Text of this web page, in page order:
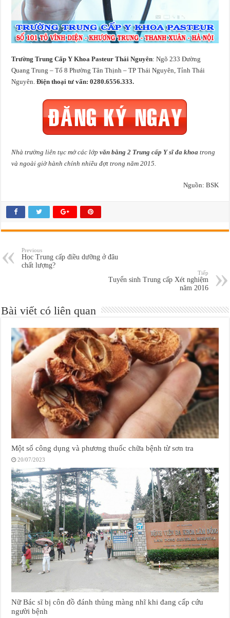
Trường Trung Cấp Y Khoa Pasteur Thái Nguyên: Ngõ 233 Đường
Quang Trung – Tổ 8 Phường Tân Thịnh – TP Thái Nguyên, Tỉnh Thái
Nguyên.Điện thoại tư vấn: 0280.6556.333.
Nhà trường liên tục mở các lớp văn bằng 2 Trung cấp Y sĩ đa khoa trong
và ngoài giờ hành chính nhiều đợt trong năm 2015.
Nguồn: BSK
Previous
Học Trung cấp điều dưỡng ở đâu
chất lượng?
Tiếp
Tuyển sinh Trung cấp Xét nghiệm
năm 2016
Bài viết có liên quan
Một số công dụng và phương thuốc chữa bệnh từ sơn tra
20/07/2023
Nữ Bác sĩ bị côn đồ đánh thủng màng nhĩ khi đang cấp cứu
người bệnh